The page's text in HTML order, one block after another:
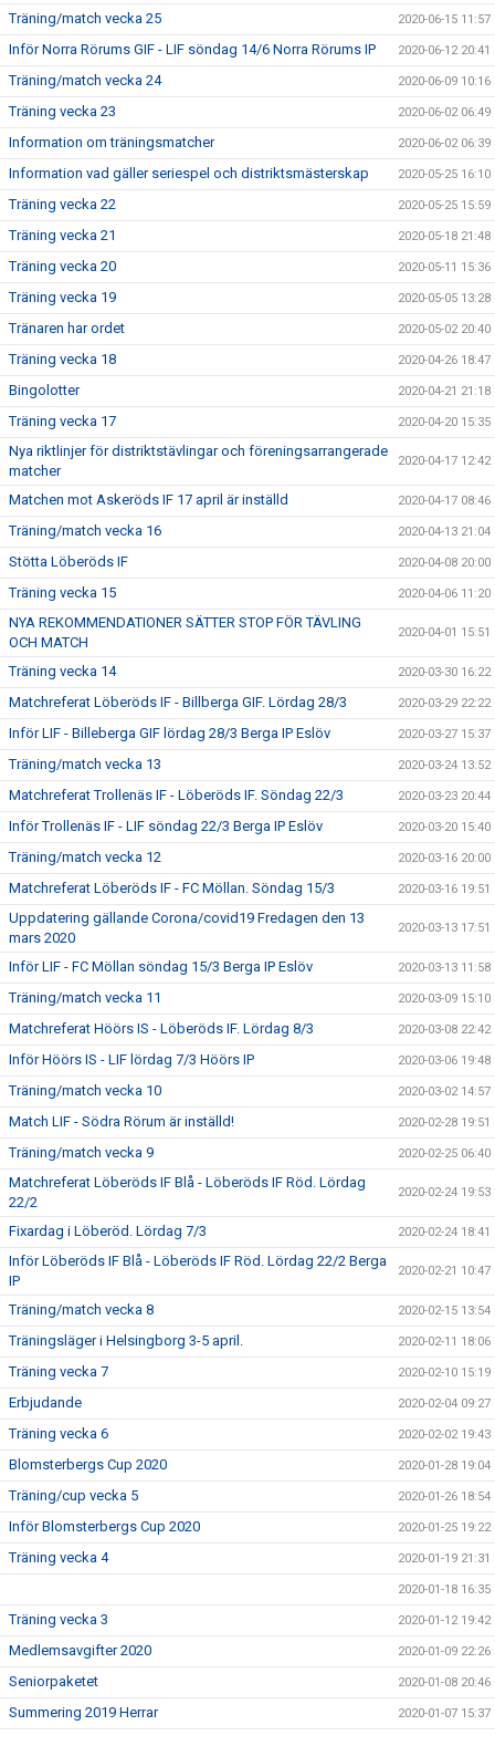
Träning/match vecka 25 2020-06-15 11:57
Inför Norra Rörums GIF - LIF söndag 14/6 Norra Rörums IP 2020-06-12 20:41
Träning/match vecka 24 2020-06-09 10:16
Träning vecka 23 2020-06-02 06:49
Information om träningsmatcher 2020-06-02 06:39
Information vad gäller seriespel och distriktsmästerskap 2020-05-25 16:10
Träning vecka 22 2020-05-25 15:59
Träning vecka 21 2020-05-18 21:48
Träning vecka 20 2020-05-11 15:36
Träning vecka 19 2020-05-05 13:28
Tränaren har ordet 2020-05-02 20:40
Träning vecka 18 2020-04-26 18:47
Bingolotter 2020-04-21 21:18
Träning vecka 17 2020-04-20 15:35
Nya riktlinjer för distriktstävlingar och föreningsarrangerade
matcher
2020-04-17 12:42
Matchen mot Askeröds IF 17 april är inställd 2020-04-17 08:46
Träning/match vecka 16 2020-04-13 21:04
Stötta Löberöds IF 2020-04-08 20:00
Träning vecka 15 2020-04-06 11:20
NYA REKOMMENDATIONER SÄTTER STOP FÖR TÄVLING
OCH MATCH
2020-04-01 15:51
Träning vecka 14 2020-03-30 16:22
Matchreferat Löberöds IF - Billberga GIF. Lördag 28/3 2020-03-29 22:22
Inför LIF - Billeberga GIF lördag 28/3 Berga IP Eslöv 2020-03-27 15:37
Träning/match vecka 13 2020-03-24 13:52
Matchreferat Trollenäs IF - Löberöds IF. Söndag 22/3 2020-03-23 20:44
Inför Trollenäs IF - LIF söndag 22/3 Berga IP Eslöv 2020-03-20 15:40
Träning/match vecka 12 2020-03-16 20:00
Matchreferat Löberöds IF - FC Möllan. Söndag 15/3 2020-03-16 19:51
Uppdatering gällande Corona/covid19 Fredagen den 13
mars 2020
2020-03-13 17:51
Inför LIF - FC Möllan söndag 15/3 Berga IP Eslöv 2020-03-13 11:58
Träning/match vecka 11 2020-03-09 15:10
Matchreferat Höörs IS - Löberöds IF. Lördag 8/3 2020-03-08 22:42
Inför Höörs IS - LIF lördag 7/3 Höörs IP 2020-03-06 19:48
Träning/match vecka 10 2020-03-02 14:57
Match LIF - Södra Rörum är inställd! 2020-02-28 19:51
Träning/match vecka 9 2020-02-25 06:40
Matchreferat Löberöds IF Blå - Löberöds IF Röd. Lördag
22/2
2020-02-24 19:53
Fixardag i Löberöd. Lördag 7/3 2020-02-24 18:41
Inför Löberöds IF Blå - Löberöds IF Röd. Lördag 22/2 Berga
IP
2020-02-21 10:47
Träning/match vecka 8 2020-02-15 13:54
Träningsläger i Helsingborg 3-5 april. 2020-02-11 18:06
Träning vecka 7 2020-02-10 15:19
Erbjudande 2020-02-04 09:27
Träning vecka 6 2020-02-02 19:43
Blomsterbergs Cup 2020 2020-01-28 19:04
Träning/cup vecka 5 2020-01-26 18:54
Inför Blomsterbergs Cup 2020 2020-01-25 19:22
Träning vecka 4 2020-01-19 21:31
2020-01-18 16:35
Träning vecka 3 2020-01-12 19:42
Medlemsavgifter 2020 2020-01-09 22:26
Seniorpaketet 2020-01-08 20:46
Summering 2019 Herrar 2020-01-07 15:37